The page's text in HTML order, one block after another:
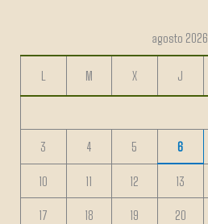
agosto 2026
L M X J
3 4 5 6
10 11 12 13
17 18 19 20